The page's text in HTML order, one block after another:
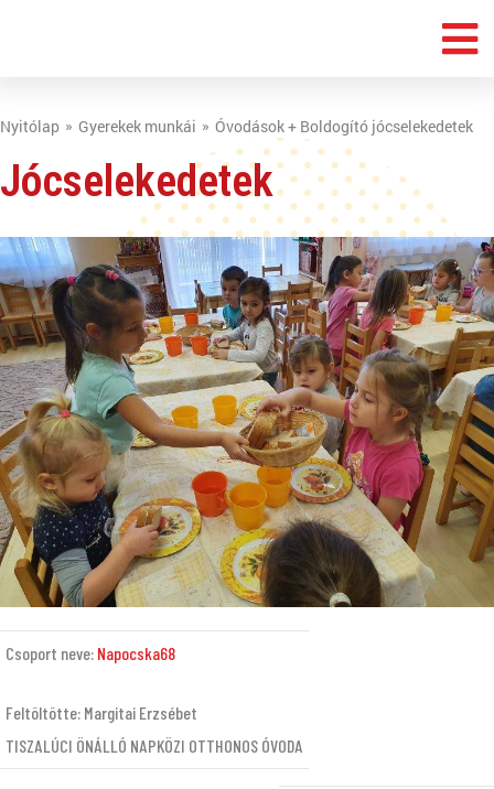
Nyitólap Gyerekek munkái Óvodások + Boldogító jócselekedetek
Jócselekedetek
Csoport neve: Napocska68
Feltöltötte: Margitai Erzsébet
TISZALÚCI ÖNÁLLÓ NAPKÖZI OTTHONOS ÓVODA